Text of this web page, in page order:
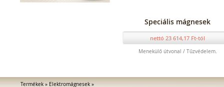
Speciális mágnesek
nettó 23 614,17 Ft-tól
Menekülő útvonal / Tűzvédelem.
Termékek» Elektromágnesek»